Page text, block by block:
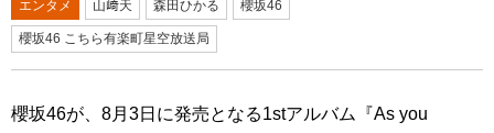
エンタメ 山﨑天 森田ひかる 櫻坂46
櫻坂46 こちら有楽町星空放送局
櫻坂46が、8月3日に発売となる1stアルバム『As you